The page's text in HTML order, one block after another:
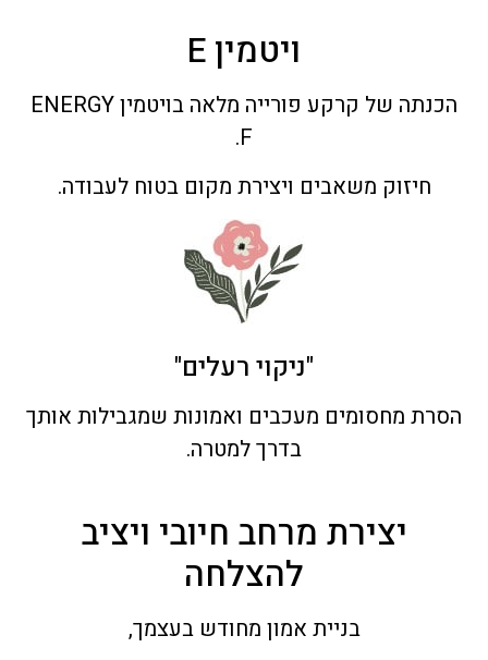
ויטמין E
הכנתה של קרקע פורייה מלאה בויטמין ENERGY
F.
חיזוק משאבים ויצירת מקום בטוח לעבודה.
"ניקוי רעלים"
הסרת מחסומים מעכבים ואמונות שמגבילות אותך
בדרך למטרה.
יצירת מרחב חיובי ויציב
להצלחה
בניית אמון מחודש בעצמך,